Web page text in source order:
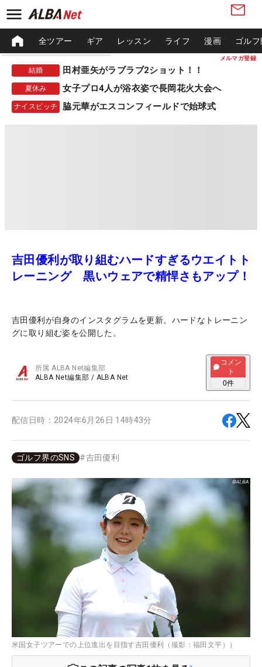
メルマガ登録
全ツアー ギア レッスン ライフ 漫画 ゴル
結婚 田村亜矢がラブラブ2ショット！！
夏休み 女子プロ4人が浴衣姿で長岡花火大会へ
ナイスピッチ 脇元華がエスコンフィールドで始球式
吉田優利が取り組むハードすぎるウエイトト
レーニング 黒いウェアで精悍さもアップ！
吉田優利が自身のインスタグラムを更新。ハードなトレーニン
グに取り組む姿を公開した。
所属ALBA Net編集部
ALBA Net編集部 / ALBA Net
コメン
ト
0件
配信日時： 2024年6月26日 14時43分
ゴルフ界のSNS #吉田優利
米国女子ツアーでの上位進出を目指す吉田優利（撮影：福田文平））